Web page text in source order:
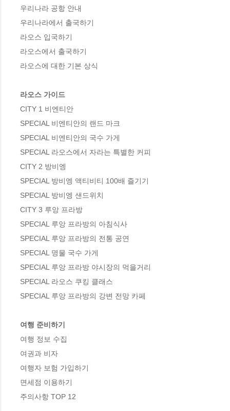
우리나라 공항 안내
우리나라에서 출국하기
라오스 입국하기
라오스에서 출국하기
라오스에 대한 기본 상식
라오스 가이드
CITY 1 비엔티안
SPECIAL 비엔티안의 랜드 마크
SPECIAL 비엔티안의 국수 가게
SPECIAL 라오스에서 자라는 특별한 커피
CITY 2 방비엥
SPECIAL 방비엥 액티비티 100배 즐기기
SPECIAL 방비엥 샌드위치
CITY 3 루앙 프라방
SPECIAL 루앙 프라방의 아침식사
SPECIAL 루앙 프라방의 전통 공연
SPECIAL 명물 국수 가게
SPECIAL 루앙 프라방 야시장의 먹을거리
SPECIAL 라오스 쿠킹 클래스
SPECIAL 루앙 프라방의 강변 전망 카페
여행 준비하기
여행 정보 수집
여권과 비자
여행자 보험 가입하기
면세점 이용하기
주의사항 TOP 12